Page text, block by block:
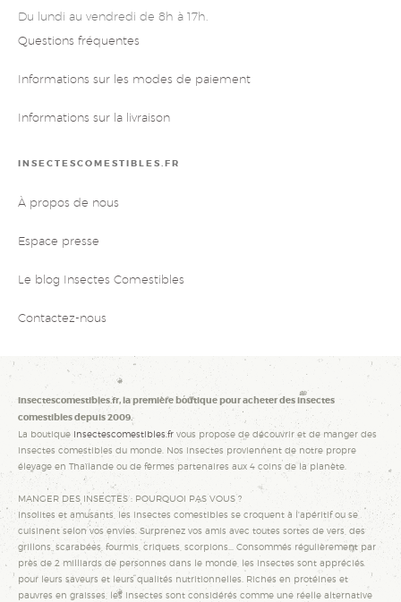
Du lundi au vendredi de 8h à 17h.
Questions fréquentes
Informations sur les modes de paiement
Informations sur la livraison
INSECTESCOMESTIBLES.FR
À propos de nous
Espace presse
Le blog Insectes Comestibles
Contactez-nous
Insectescomestibles.fr, la première boutique pour acheter des insectes
comestibles depuis 2009.
La boutique Insectescomestibles.fr vous propose de découvrir et de manger des
insectes comestibles du monde. Nos insectes proviennent de notre propre
élevage en Thaïlande ou de fermes partenaires aux 4 coins de la planète.
MANGER DES INSECTES : POURQUOI PAS VOUS ?
Insolites et amusants, les insectes comestibles se croquent à l'apéritif ou se
cuisinent selon vos envies. Surprenez vos amis avec toutes sortes de vers, des
grillons, scarabées, fourmis, criquets, scorpions... Consommés régulièrement par
près de 2 milliards de personnes dans le monde, les insectes sont appréciés
pour leurs saveurs et leurs qualités nutritionnelles. Riches en protéines et
pauvres en graisses, les insectes sont considérés comme une réelle alternative